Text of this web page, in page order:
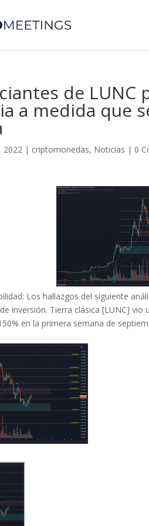
de
a medida que
2022 | criptomonedas, Noticias | 0
Los hallazgos del siguiente
inversión. Tierra clásica [LUNC]
en la primera semana de